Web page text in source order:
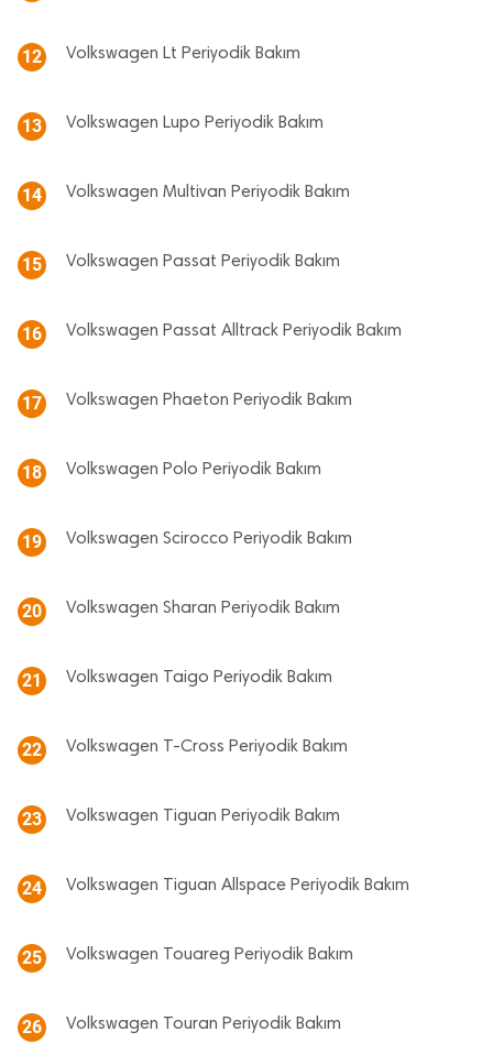
12 Volkswagen Lt Periyodik Bakım
13 Volkswagen Lupo Periyodik Bakım
14 Volkswagen Multivan Periyodik Bakım
15 Volkswagen Passat Periyodik Bakım
16 Volkswagen Passat Alltrack Periyodik Bakım
17 Volkswagen Phaeton Periyodik Bakım
18 Volkswagen Polo Periyodik Bakım
19 Volkswagen Scirocco Periyodik Bakım
20 Volkswagen Sharan Periyodik Bakım
21 Volkswagen Taigo Periyodik Bakım
22 Volkswagen T-Cross Periyodik Bakım
23 Volkswagen Tiguan Periyodik Bakım
24 Volkswagen Tiguan Allspace Periyodik Bakım
25 Volkswagen Touareg Periyodik Bakım
26 Volkswagen Touran Periyodik Bakım